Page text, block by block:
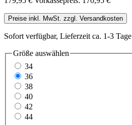
Preise inkl. MwSt. zzgl. Versandkosten
Sofort verfügbar, Lieferzeit ca. 1-3 Tage
Größe auswählen
34
36
38
40
42
44